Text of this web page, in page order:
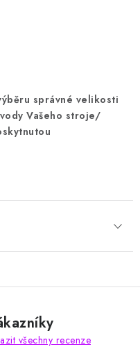
správné velikosti
Vašeho stroje/
všechny recenze